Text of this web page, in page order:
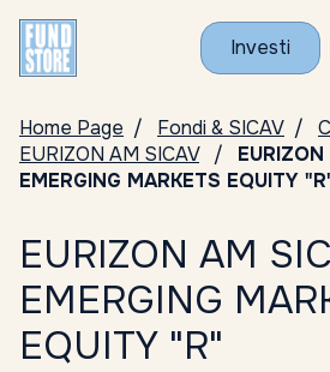
Investi
Home Page Fondi & SICAV
EURIZON AM SICAV
EMERGING MARKETS EQUITY
EURIZON AM
EMERGING
EQUITY "R"